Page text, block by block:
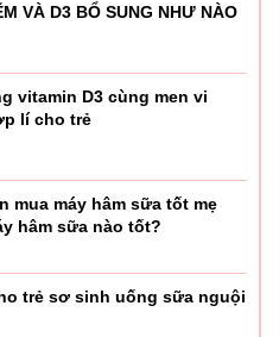
VÀ D3 BỔ SUNG NHƯ NÀO
vitamin D3 cùng men vi
lí cho trẻ
mua máy hâm sữa tốt mẹ
hâm sữa nào tốt?
trẻ sơ sinh uống sữa nguội